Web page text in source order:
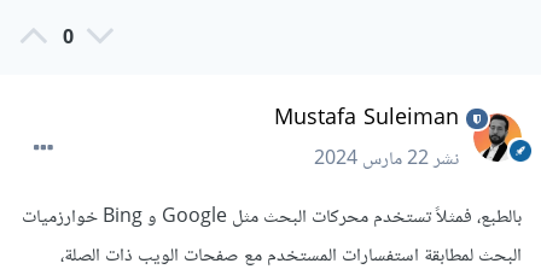
0
Mustafa Suleiman
نشر22 مارس 2024
بالطبع، فمثلاً تستخدم محركات البحث مثل Google و Bing خوارزميات
البحث لمطابقة استفسارات المستخدم مع صفحات الويب ذات الصلة،